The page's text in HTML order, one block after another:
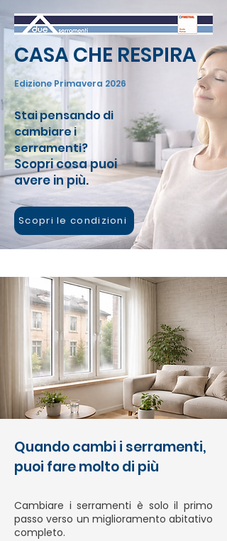
CASA CHE RESPIRA
Edizione Primavera 2026
Stai pensando di
cambiare i
serramenti?
Scopri cosa puoi
avere in più.
Scopri le condizioni
Quando cambi i serramenti,
puoi fare molto di più
Cambiare i serramenti è solo il primo
passo verso un miglioramento abitativo
completo.